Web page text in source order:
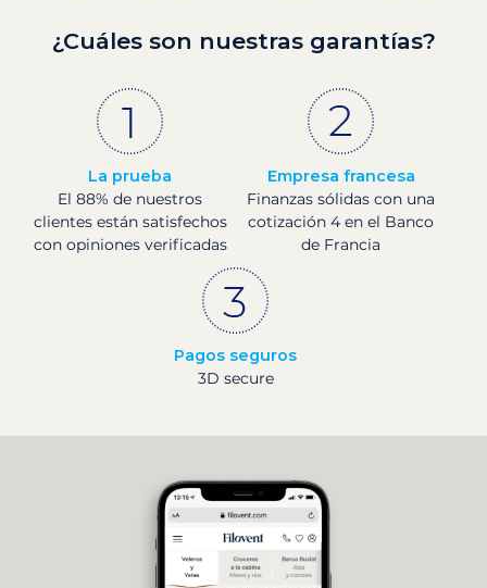
¿Cuáles son nuestras garantías?
La prueba
El 88% de nuestros
clientes están satisfechos
con opiniones verificadas
Empresa francesa
Finanzas sólidas con una
cotización 4 en el Banco
de Francia
Pagos seguros
3D secure